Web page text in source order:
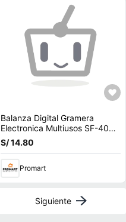
Balanza Digital Gramera
Electronica Multiusos SF-400
de 1gr a 10kg
S/ 14.80
Promart
Siguiente